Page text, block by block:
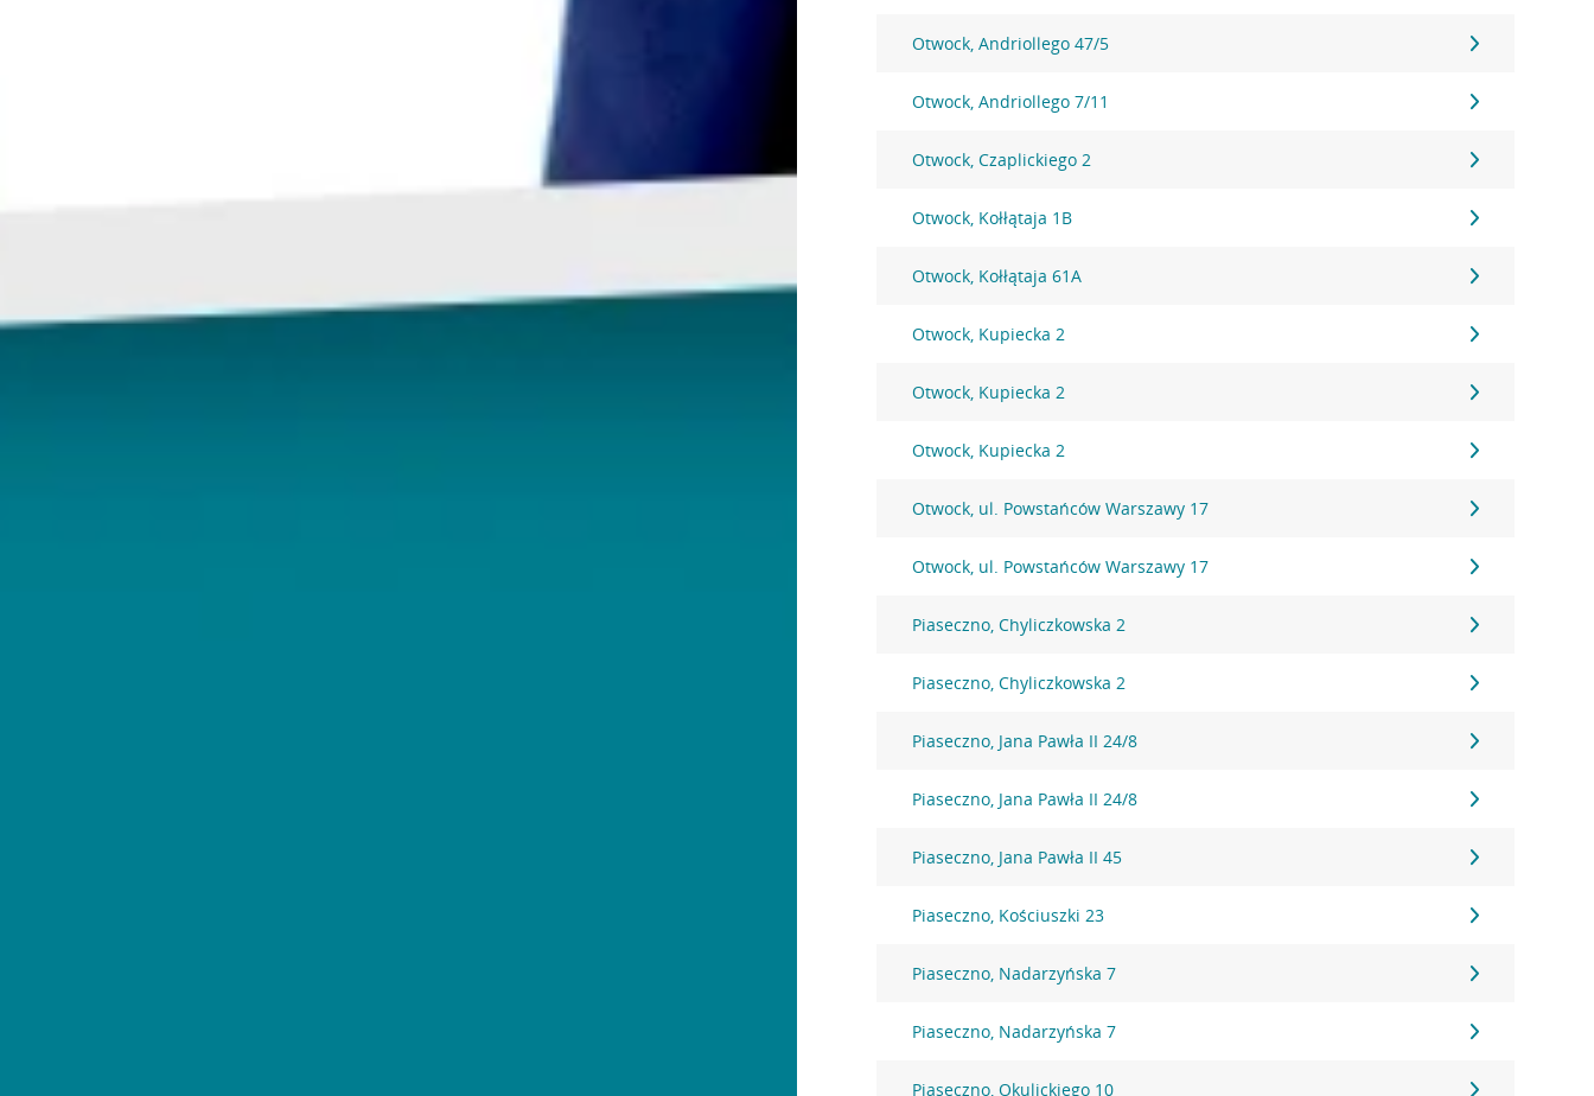
Otwock, Andriollego 47/5
Otwock, Andriollego 7/11
Otwock, Czaplickiego 2
Otwock, Kołłątaja 1B
Otwock, Kołłątaja 61A
Otwock, Kupiecka 2
Otwock, Kupiecka 2
Otwock, Kupiecka 2
Otwock, ul. Powstańców Warszawy 17
Otwock, ul. Powstańców Warszawy 17
Piaseczno, Chyliczkowska 2
Piaseczno, Chyliczkowska 2
Piaseczno, Jana Pawła II 24/8
Piaseczno, Jana Pawła II 24/8
Piaseczno, Jana Pawła II 45
Piaseczno, Kościuszki 23
Piaseczno, Nadarzyńska 7
Piaseczno, Nadarzyńska 7
Piaseczno, Okulickiego 10